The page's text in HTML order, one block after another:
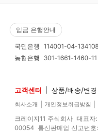
입금 은행안내
국민은행 114001-04-
농협은행 301-1661-1460-11
고객센터 상품/배송/변경
회사소개 개인정보취급방침
크레이지11 주식회사 대표
00054 통신판매업 신고번